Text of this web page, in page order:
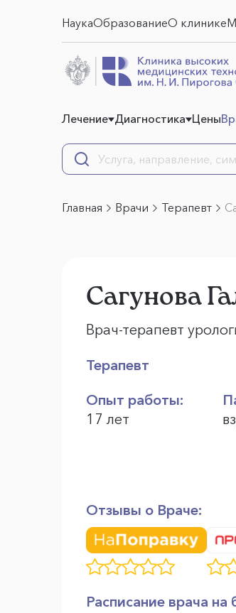
НаукаОбразованиеО клинике
Лечение Диагностика Цены
Главная Врачи Терапевт
Сагунова
Врач-терапевт
Терапевт
Опыт работы:
17 лет
Отзывы о Враче:
Расписание врача